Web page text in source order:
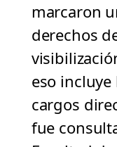
marcaron
derechos
eso
cargos
fue